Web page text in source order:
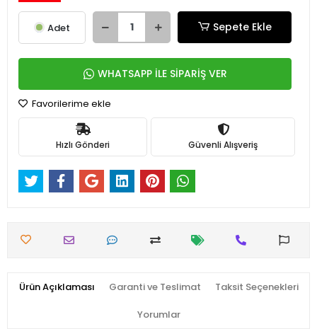
Adet Sepete Ekle
WHATSAPP İLE SİPARİŞ VER
Favorilerime ekle
Hızlı Gönderi Güvenli Alışveriş
Ürün Açıklaması Garanti ve Teslimat Taksit Seçenekleri
Yorumlar